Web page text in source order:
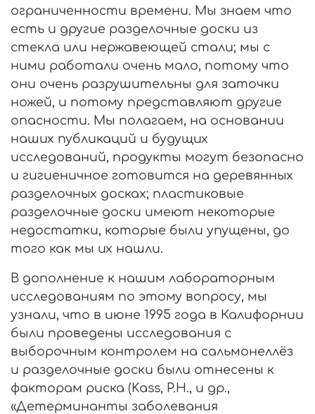
ограниченности времени. Мы знаем что
есть и другие разделочные доски из
стекла или нержавеющей стали; мы с
ними работали очень мало, потому что
они очень разрушительны для заточки
ножей, и потому представляют другие
опасности. Мы полагаем, на основании
наших публикаций и будущих
исследований, продукты могут безопасно
и гигиеничное готовится на деревянных
разделочных досках; пластиковые
разделочные доски имеют некоторые
недостатки, которые были упущены, до
того как мы их нашли.
В дополнение к нашим лабораторным
исследованиям по этому вопросу, мы
узнали, что в июне 1995 года в Калифорнии
были проведены исследования с
выборочным контролем на сальмонеллёз
и разделочные доски были отнесены к
факторам риска (Kass, P.H., и др.,
«Детерминанты заболевания